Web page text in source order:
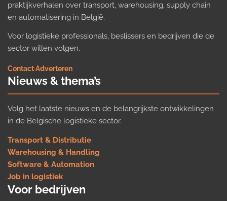
praktijkverhalen over transport, warehousing, supply chain
en automatisering in België.
Voor logistieke professionals, beslissers en bedrijven die de
sector willen volgen.
Contact·Adverteren
Nieuws & thema’s
Volg het laatste nieuws en de belangrijkste ontwikkelingen
in de Belgische logistieke sector.
Transport & Distributie
Warehousing & Handling
Software & Automation
Job in logistiek
Voor bedrijven